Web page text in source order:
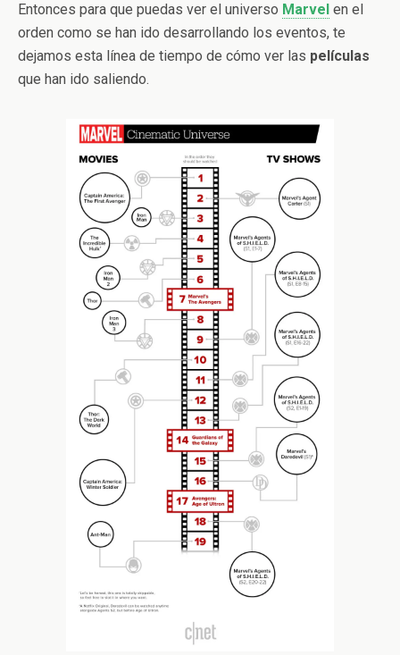
Entonces para que puedas ver el universo Marvel en el
orden como se han ido desarrollando los eventos, te
dejamos esta línea de tiempo de cómo ver las películas
que han ido saliendo.